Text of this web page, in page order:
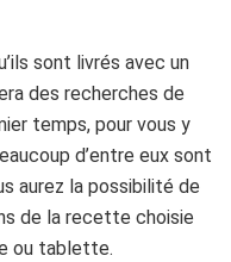
sont livrés avec un
des recherches de
temps, pour vous y
d’entre eux sont
aurez la possibilité de
de la recette choisie
ou tablette.